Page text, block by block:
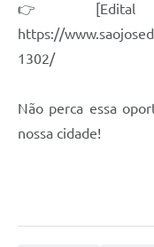
👉 [Edital
https://
1302/
Não perca essa
nossa cidade!